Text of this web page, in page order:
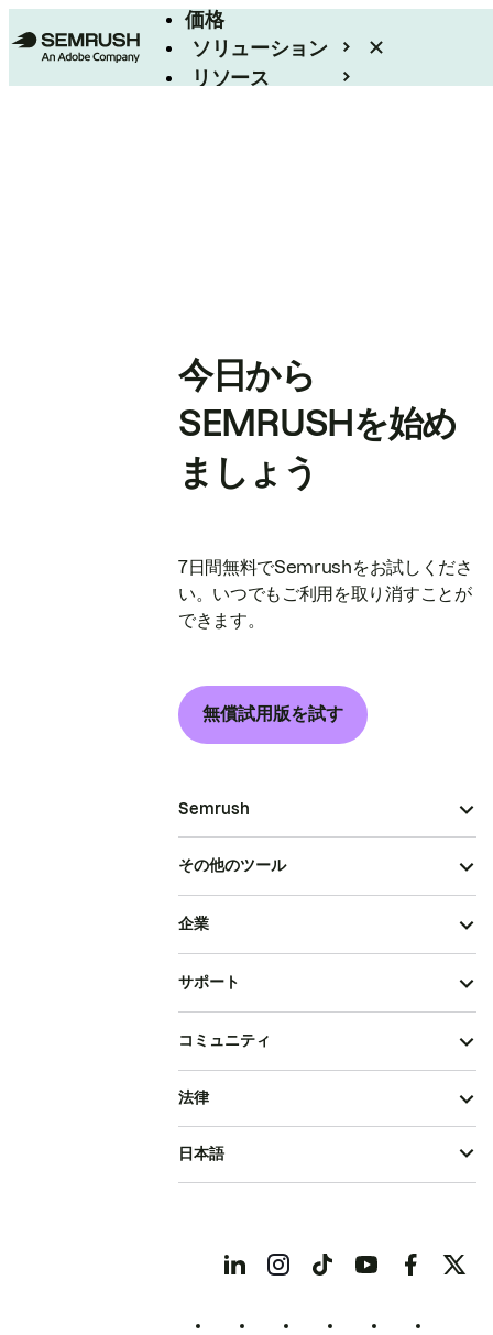
価格
ソリューション
リソース
今日から
SEMRUSHを始め
ましょう
7日間無料でSemrushをお試しくださ
い。いつでもご利用を取り消すことが
できます。
無償試用版を試す
Semrush
その他のツール
企業
サポート
コミュニティ
法律
日本語